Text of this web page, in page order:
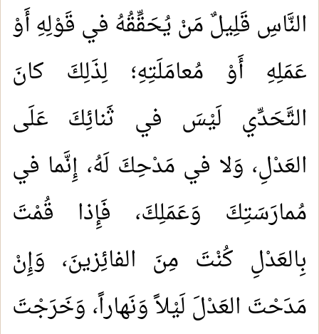
النَّاسِ قَلِيلٌ مَنْ يُحَقِّقُهُ في قَوْلِهِ أَوْ
عَمَلِهِ أَوْ مُعامَلَتِهِ؛ لِذَلِكَ كانَ
التَّحَدِّي لَيْسَ في ثَنائِكَ عَلَى
العَدْلِ، وَلا في مَدْحِكَ لَهُ، إِنَّما في
مُمارَسَتِكَ وَعَمَلِكَ، فَإِذا قُمْتَ
بِالعَدْلِ كُنْتَ مِنَ الفائِزينَ، وَإِنْ
مَدَحْتَ العَدْلَ لَيْلاً وَنَهاراً، وَخَرَجْتَ